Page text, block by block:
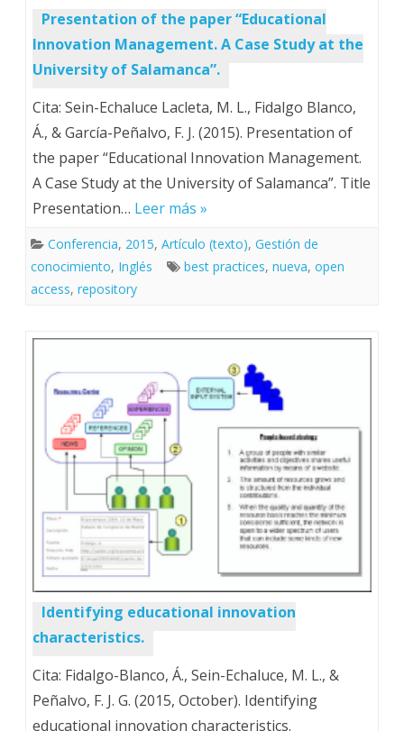
Presentation of the paper “Educational
Innovation Management. A Case Study at the
University of Salamanca”.
Cita: Sein-Echaluce Lacleta, M. L., Fidalgo Blanco,
Á., & García-Peñalvo, F. J. (2015). Presentation of
the paper “Educational Innovation Management.
A Case Study at the University of Salamanca”. Title
Presentation… Leer más »
Conferencia, 2015, Artículo (texto), Gestión de
conocimiento, Inglés best practices, nueva, open
access, repository
Identifying educational innovation
characteristics.
Cita: Fidalgo-Blanco, Á., Sein-Echaluce, M. L., &
Peñalvo, F. J. G. (2015, October). Identifying
educational innovation characteristics.